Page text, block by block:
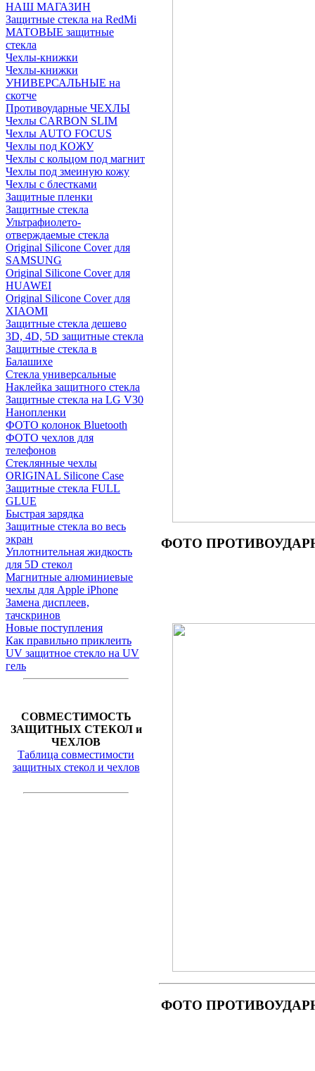
НАШ МАГАЗИН
Защитные стекла на RedMi
МАТОВЫЕ защитные
стекла
Чехлы-книжки
Чехлы-книжки
УНИВЕРСАЛЬНЫЕ на
скотче
Противоударные ЧЕХЛЫ
Чехлы CARBON SLIM
Чехлы AUTO FOCUS
Чехлы под КОЖУ
Чехлы с кольцом под магнит
Чехлы под змеиную кожу
Чехлы с блестками
Защитные пленки
Защитные стекла
Ультрафиолето-
отверждаемые стекла
Original Silicone Cover для
SAMSUNG
Original Silicone Cover для
HUAWEI
Original Silicone Cover для
XIAOMI
Защитные стекла дешево
3D, 4D, 5D защитные стекла
Защитные стекла в
Балашихе
Стекла универсальные
Наклейка защитного стекла
Защитные стекла на LG V30
Нанопленки
ФОТО колонок Bluetooth
ФOTO чехлов для
телефонов
Стеклянные чехлы
ORIGINAL Silicone Case
Защитные стекла FULL
GLUE
Быстрая зарядка
Защитные стекла во весь
экран
Уплотнительная жидкость
для 5D стекол
Магнитные алюминиевые
чехлы для Apple iPhone
Замена дисплеев,
тачскринов
Новые поступления
Как правильно приклеить
UV защитное стекло на UV
гель
СОВМЕСТИМОСТЬ
ЗАЩИТНЫХ СТЕКОЛ и
ЧЕХЛОВ
Таблица совместимости
защитных стекол и чехлов
ФОТО
ФОТО